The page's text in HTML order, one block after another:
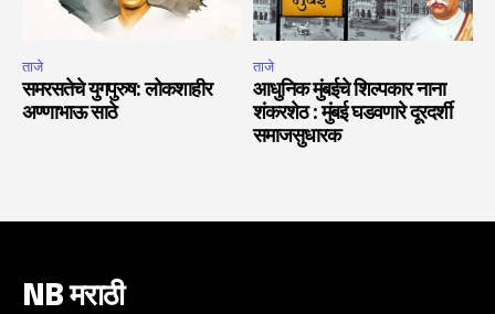
ताजे
समरसतेचे युगपुरुष: लोकशाहीर
अण्णाभाऊ साठे
ताजे
आधुनिक मुंबईचे शिल्पकार नाना
शंकरशेठ : मुंबई घडवणारे दूरदर्शी
समाजसुधारक
NB मराठी